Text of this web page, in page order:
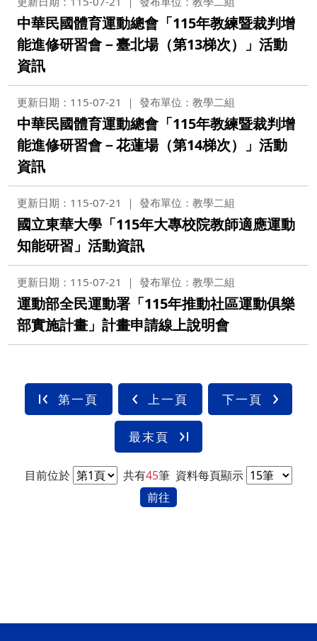
中華民國體育運動總會「115年教練暨裁判增
能進修研習會－臺北場（第13梯次）」活動
資訊
更新日期：115-07-21 發布單位：教學二組
中華民國體育運動總會「115年教練暨裁判增
能進修研習會－花蓮場（第14梯次）」活動
資訊
更新日期：115-07-21 發布單位：教學二組
國立東華大學「115年大專校院教師適應運動
知能研習」活動資訊
更新日期：115-07-21 發布單位：教學二組
運動部全民運動署「115年推動社區運動俱樂
部實施計畫」計畫申請線上說明會
第一頁 上一頁 下一頁
最末頁
目前位於 共有45筆 資料每頁顯示
前往